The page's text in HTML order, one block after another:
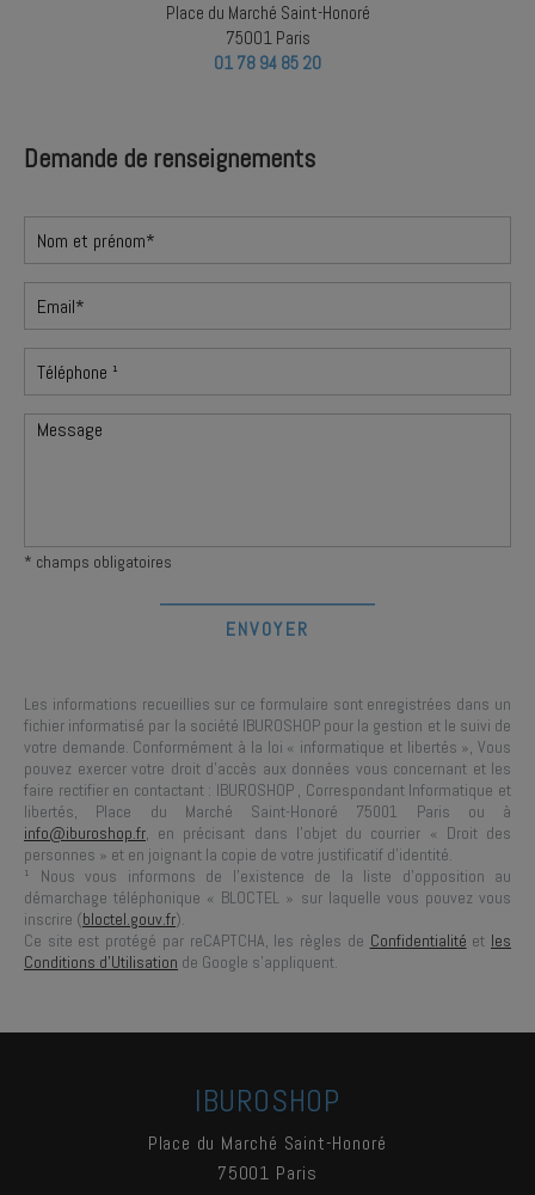
Place du Marché Saint-Honoré
75001 Paris
01 78 94 85 20
Demande de renseignements
* champs obligatoires
Les informations recueillies sur ce formulaire sont enregistrées dans un
fichier informatisé par la société IBUROSHOP pour la gestion et le suivi de
votre demande. Conformément à la loi « informatique et libertés », Vous
pouvez exercer votre droit d'accès aux données vous concernant et les
faire rectifier en contactant : IBUROSHOP , Correspondant Informatique et
libertés, Place du Marché Saint-Honoré 75001 Paris ou à
info@iburoshop.fr, en précisant dans l’objet du courrier « Droit des
personnes » et en joignant la copie de votre justificatif d’identité.
¹ Nous vous informons de l’existence de la liste d’opposition au
démarchage téléphonique « BLOCTEL » sur laquelle vous pouvez vous
inscrire (bloctel.gouv.fr).
Ce site est protégé par reCAPTCHA, les règles de Confidentialité et les
Conditions d'Utilisation de Google s'appliquent.
IBUROSHOP
Place du Marché Saint-Honoré
75001 Paris